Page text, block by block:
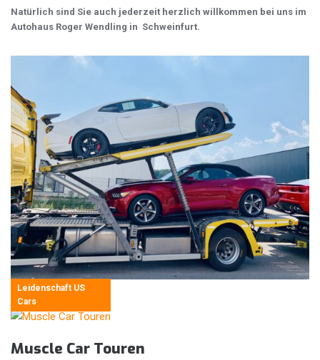
Natürlich sind Sie auch jederzeit herzlich willkommen bei uns im
Autohaus Roger Wendling in Schweinfurt.
Leidenschaft US
Cars
Muscle Car Touren